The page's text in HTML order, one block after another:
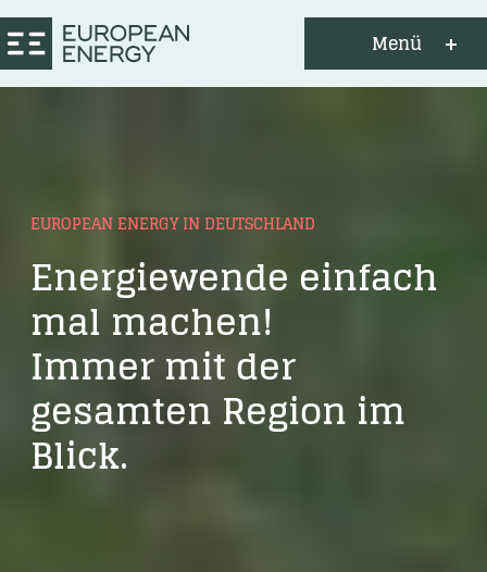
Menü
EUROPEAN ENERGY IN DEUTSCHLAND
Energiewende einfach
mal machen!
Immer mit der
gesamten Region im
Blick.